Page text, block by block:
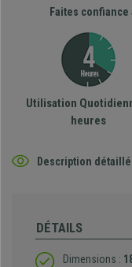
Faites
Utilisation
heures
Description
DÉTAILS
Dimensions :